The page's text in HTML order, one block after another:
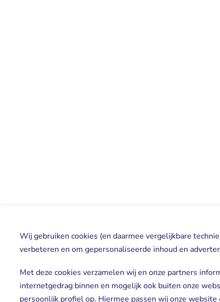
Wij gebruiken cookies (en daarmee vergelijkbare
verbeteren en om gepersonaliseerde inhoud en
Met deze cookies verzamelen wij en onze partners
internetgedrag binnen en mogelijk ook buiten onze
persoonlijk profiel op. Hiermee passen wij onze website